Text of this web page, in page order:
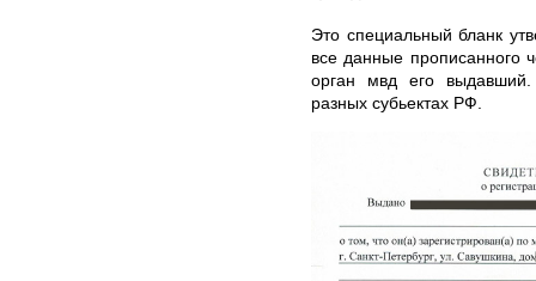
Это специальный бланк
все данные прописанного
орган мвд его
разных субьектах РФ.